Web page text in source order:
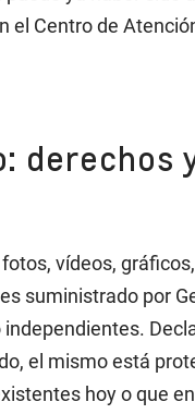
Centro de
derechos
vídeos,
suministrado por
el mismo está
hoy o que